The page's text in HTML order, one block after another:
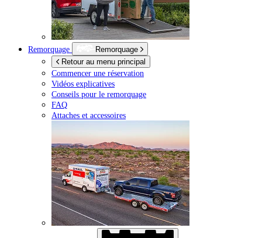
Remorquage
Remorquage
Retour au menu principal
Commencer une réservation
Vidéos explicatives
Conseils pour le remorquage
FAQ
Attaches et accessoires